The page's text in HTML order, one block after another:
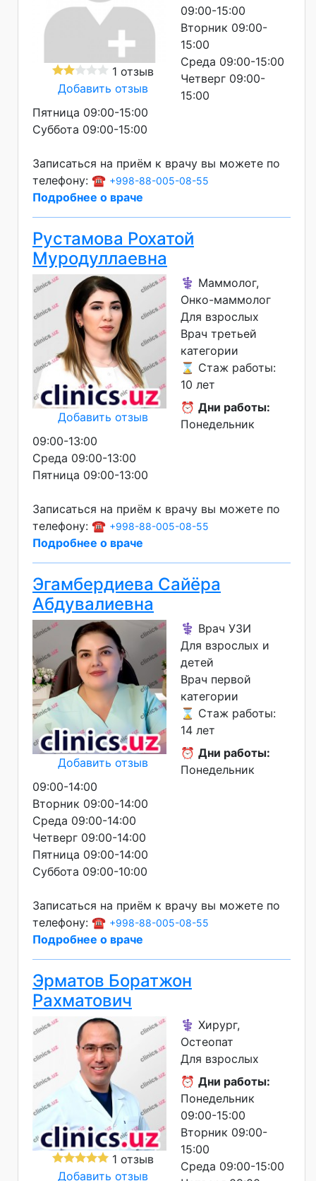
1 отзыв
Добавить отзыв
09:00-15:00
Вторник 09:00-
15:00
Среда 09:00-15:00
Четверг 09:00-
15:00
Пятница 09:00-15:00
Суббота 09:00-15:00
Записаться на приём к врачу вы можете по
телефону: ☎️ +998-88-005-08-55
Подробнее о враче
Рустамова Рохатой
Муродуллаевна
Добавить отзыв
⚕️ Маммолог,
Онко-маммолог
Для взрослых
Врач третьей
категории
⌛ Стаж работы:
10 лет
⏰ Дни работы:
Понедельник
09:00-13:00
Среда 09:00-13:00
Пятница 09:00-13:00
Записаться на приём к врачу вы можете по
телефону: ☎️ +998-88-005-08-55
Подробнее о враче
Эгамбердиева Сайёра
Абдувалиевна
Добавить отзыв
⚕️ Врач УЗИ
Для взрослых и
детей
Врач первой
категории
⌛ Стаж работы:
14 лет
⏰ Дни работы:
Понедельник
09:00-14:00
Вторник 09:00-14:00
Среда 09:00-14:00
Четверг 09:00-14:00
Пятница 09:00-14:00
Суббота 09:00-10:00
Записаться на приём к врачу вы можете по
телефону: ☎️ +998-88-005-08-55
Подробнее о враче
Эрматов Боратжон
Рахматович
1 отзыв
Добавить отзыв
⚕️ Хирург,
Остеопат
Для взрослых
⏰ Дни работы:
Понедельник
09:00-15:00
Вторник 09:00-
15:00
Среда 09:00-15:00